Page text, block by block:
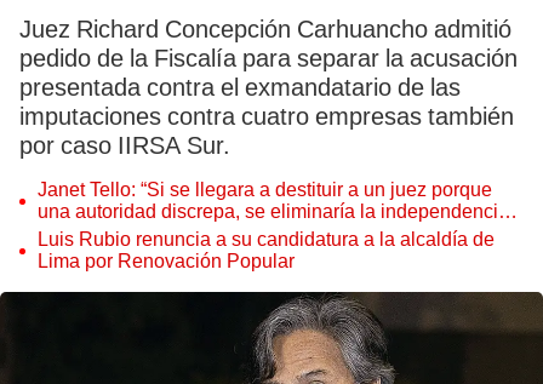
Juez Richard Concepción Carhuancho admitió
pedido de la Fiscalía para separar la acusación
presentada contra el exmandatario de las
imputaciones contra cuatro empresas también
por caso IIRSA Sur.
Janet Tello: “Si se llegara a destituir a un juez porque
una autoridad discrepa, se eliminaría la independencia
judicial”
Luis Rubio renuncia a su candidatura a la alcaldía de
Lima por Renovación Popular